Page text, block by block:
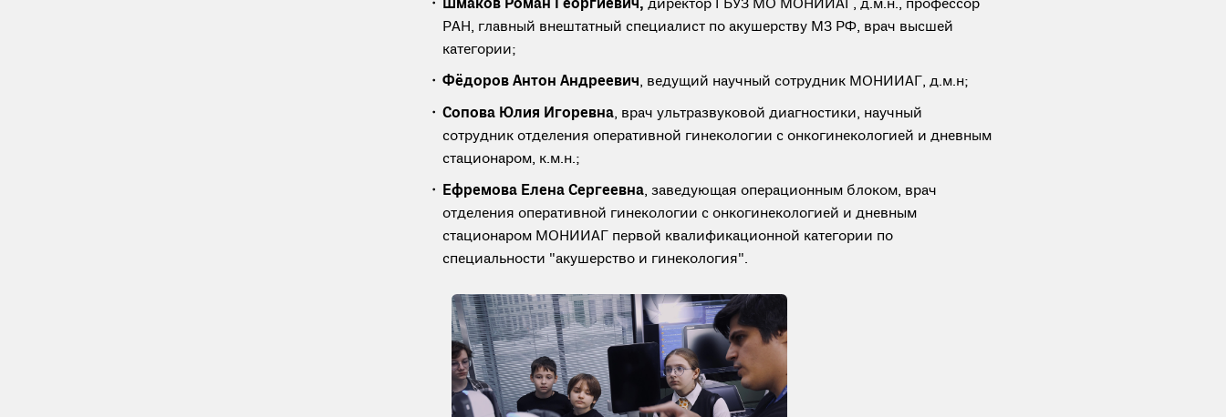
Шмаков Роман Георгиевич, директор ГБУЗ МО МОНИИАГ, д.м.н., профессор
РАН, главный внештатный специалист по акушерству МЗ РФ, врач высшей
категории;
Фёдоров Антон Андреевич, ведущий научный сотрудник МОНИИАГ, д.м.н;
Сопова Юлия Игоревна, врач ультразвуковой диагностики, научный
сотрудник отделения оперативной гинекологии с онкогинекологией и дневным
стационаром, к.м.н.;
Ефремова Елена Сергеевна, заведующая операционным блоком, врач
отделения оперативной гинекологии с онкогинекологией и дневным
стационаром МОНИИАГ первой квалификационной категории по
специальности "акушерство и гинекология".